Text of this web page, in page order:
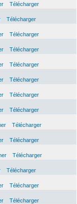
Télécharger
Télécharger
Télécharger
Télécharger
Télécharger
Télécharger
Télécharger
Télécharger
Télécharger
Télécharger
Télécharger
Télécharger
Télécharger
Télécharger